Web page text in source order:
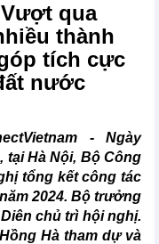
qua
thành
tích cực
nước
- Ngày
tại Hà Nội, Bộ Công
tổng kết công tác
2024. Bộ trưởng
chủ trì hội nghị.
Hà tham dự và